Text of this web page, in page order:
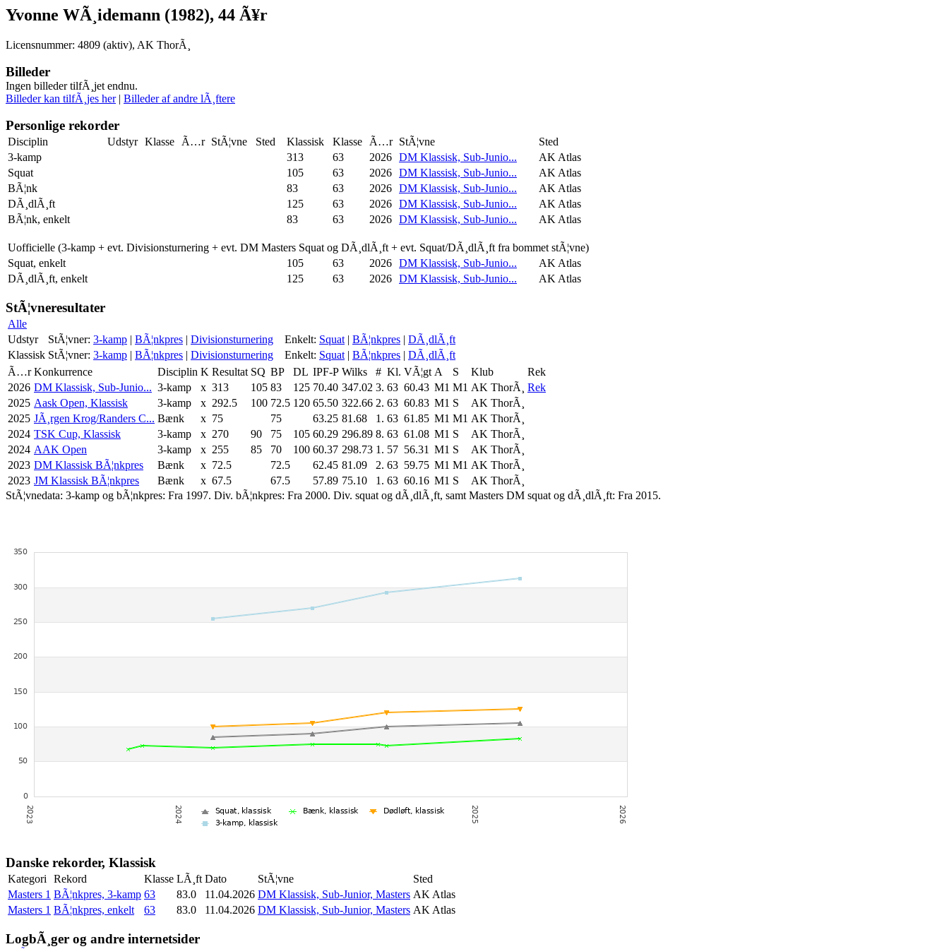
Yvonne WÃ¸idemann (1982), 44 Ã¥r
Licensnummer: 4809 (aktiv), AK ThorÃ¸
Billeder
Ingen billeder tilfÃ¸jet endnu.
Billeder kan tilfÃ¸jes her| Billeder af andre lÃ¸ftere
Personlige rekorder
Disciplin Udstyr Klasse Ã…r StÃ¦vne Sted Klassisk Klasse Ã…r StÃ¦vne
Sted
3-kamp
313 63 2026 DM Klassisk, Sub-Junio...
AK Atlas
Squat
105 63 2026 DM Klassisk, Sub-Junio...
AK Atlas
BÃ¦nk
83 63 2026 DM Klassisk, Sub-Junio...
AK Atlas
DÃ¸dlÃ¸ft
125 63 2026 DM Klassisk, Sub-Junio...
AK Atlas
BÃ¦nk, enkelt
83 63 2026 DM Klassisk, Sub-Junio... AK Atlas
Uofficielle (3-kamp + evt. Divisionsturnering + evt. DM Masters Squat og DÃ¸dlÃ¸ft + evt. Squat/DÃ¸dlÃ¸ft fra bommet stÃ¦vne)
Squat, enkelt
105 63 2026 DM Klassisk, Sub-Junio...
AK Atlas
DÃ¸dlÃ¸ft, enkelt
125 63 2026 DM Klassisk, Sub-Junio... AK Atlas
StÃ¦vneresultater
Alle
Udstyr
StÃ¦vner: 3-kamp | BÃ¦nkpres | Divisionsturnering Enkelt: Squat | BÃ¦nkpres | DÃ¸dlÃ¸ft
Klassisk StÃ¦vner: 3-kamp | BÃ¦nkpres | Divisionsturnering Enkelt: Squat | BÃ¦nkpres | DÃ¸dlÃ¸ft
Ã…r Konkurrence Disciplin K Resultat SQ BP DL IPF-P Wilks # Kl. VÃ¦gt A S Klub
Rek
2026 DM Klassisk, Sub-Junio... 3-kamp x 313 105 83 125 70.40 347.02 3. 63 60.43 M1 M1 AK ThorÃ¸
Rek
2025 Aask Open, Klassisk 3-kamp x 292.5 100 72.5 120 65.50 322.66 2. 63 60.83 M1 S
AK ThorÃ¸
2025 JÃ¸rgen Krog/Randers C... Bænk x 75 75 63.25 81.68 1. 63 61.85 M1 M1 AK ThorÃ¸
2024 TSK Cup, Klassisk 3-kamp x 270 90 75 105 60.29 296.89 8. 63 61.08 M1 S
AK ThorÃ¸
2024 AAK Open 3-kamp x 255 85 70 100 60.37 298.73 1. 57 56.31 M1 S
AK ThorÃ¸
2023 DM Klassisk BÃ¦nkpres Bænk x 72.5 72.5 62.45 81.09 2. 63 59.75 M1 M1 AK ThorÃ¸
2023 JM Klassisk BÃ¦nkpres Bænk x 67.5 67.5 57.89 75.10 1. 63 60.16 M1 S
AK ThorÃ¸
StÃ¦vnedata: 3-kamp og bÃ¦nkpres: Fra 1997. Div. bÃ¦nkpres: Fra 2000. Div. squat og dÃ¸dlÃ¸ft, samt Masters DM squat og dÃ¸dlÃ¸ft: Fra 2015.
Danske rekorder, Klassisk
Kategori Rekord Klasse LÃ¸ft Dato StÃ¦vne
Sted
Masters 1 BÃ¦nkpres, 3-kamp 63 83.0 11.04.2026 DM Klassisk, Sub-Junior, Masters AK Atlas
Masters 1 BÃ¦nkpres, enkelt 63 83.0 11.04.2026 DM Klassisk, Sub-Junior, Masters AK Atlas
LogbÃ¸ger og andre internetsider